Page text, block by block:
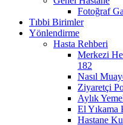
Fotoğraf
Tıbbi Birimler
Yönlendirme
Hasta Rehberi
Merkezi
182
Nasıl
Ziyaretçi
Aylık
El Yıkama
Hastane